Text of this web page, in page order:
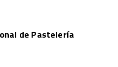
de Pastelería